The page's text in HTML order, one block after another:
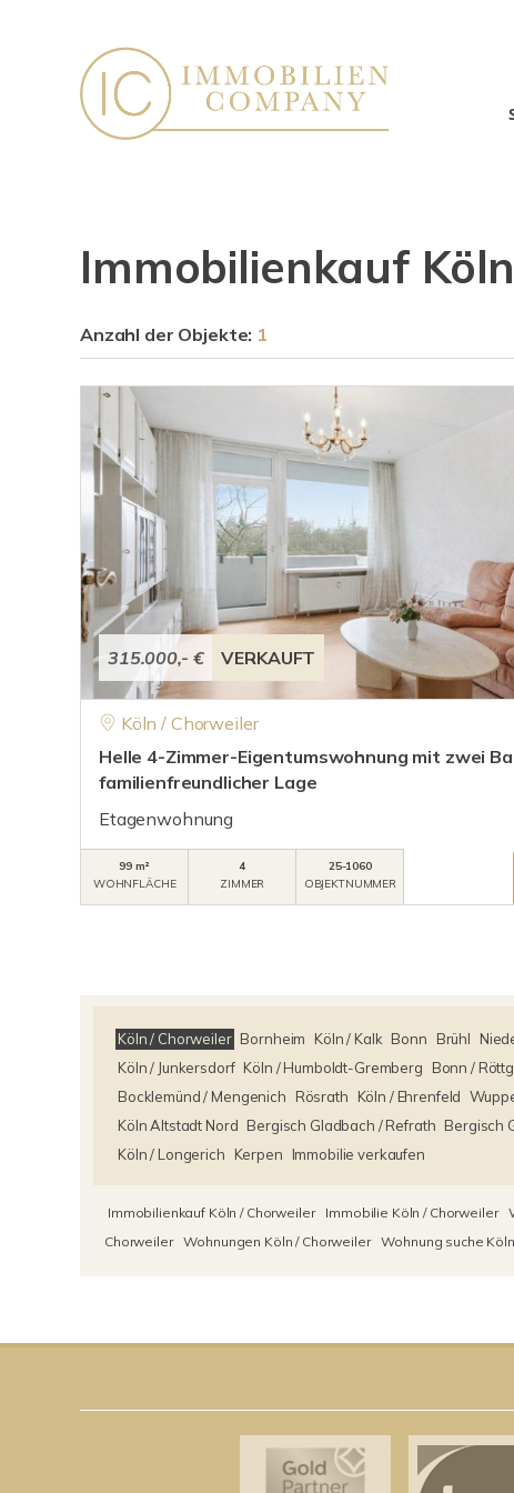
Immobilienkauf
Anzahl der Objekte: 1
315.000,- € VERKAUFT
Köln / Chorweiler
Helle 4-Zimmer-Eigentumswohnung mit zwei
familienfreundlicher Lage
Etagenwohnung
99 m²
WOHNFLÄCHE
4
ZIMMER
25-1060
OBJEKTNUMMER
Köln / Chorweiler Bornheim Köln / Kalk Bonn Brühl
Köln / Junkersdorf Köln / Humboldt-Gremberg Bonn /
Bocklemünd / Mengenich
Rösrath Köln / Ehrenfeld
Köln Altstadt Nord Bergisch Gladbach / Refrath Bergisch
Köln / Longerich
Kerpen Immobilie verkaufen
Immobilienkauf Köln / Chorweiler Immobilie Köln / Chorweiler
Chorweiler
Wohnungen Köln / Chorweiler Wohnung suche